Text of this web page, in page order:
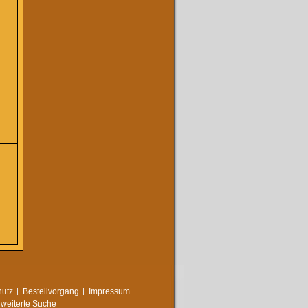
Bestellvorgang
Impressum
Suche